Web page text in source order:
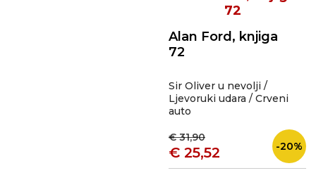
Alan Ford, knjiga
72
Sir Oliver u nevolji /
Ljevoruki udara / Crveni
auto
€ 31,90
€ 25,52 -20%